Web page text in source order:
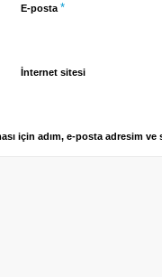
E-posta *
İnternet sitesi
için adım, e-posta adresim